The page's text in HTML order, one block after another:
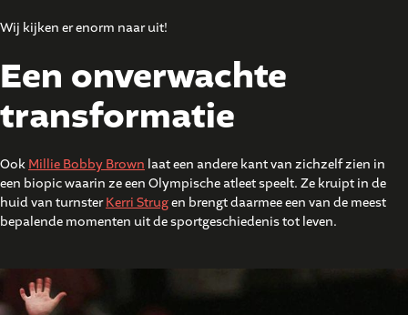
Wij kijken er enorm naar uit!
Een onverwachte
transformatie
Ook Millie Bobby Brown laat een andere kant van zichzelf zien in
een biopic waarin ze een Olympische atleet speelt. Ze kruipt in de
huid van turnsterKerri Strugen brengt daarmee een van de meest
bepalende momenten uit de sportgeschiedenis tot leven.